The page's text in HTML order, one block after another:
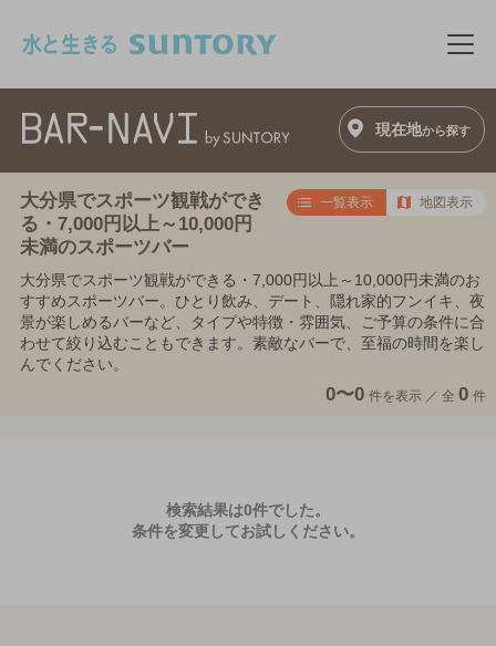
メ
現在地から探す
大分県でスポーツ観戦ができ
る・7,000円以上～10,000円
未満のスポーツバー
一覧表示 地図表示
大分県でスポーツ観戦ができる・7,000円以上～10,000円未満のお
すすめスポーツバー。ひとり飲み、デート、隠れ家的フンイキ、夜
景が楽しめるバーなど、タイプや特徴・雰囲気、ご予算の条件に合
わせて絞り込むこともできます。素敵なバーで、至福の時間を楽し
んでください。
0〜0 件を表示 ／ 全 0 件
検索結果は0件でした。
条件を変更してお試しください。